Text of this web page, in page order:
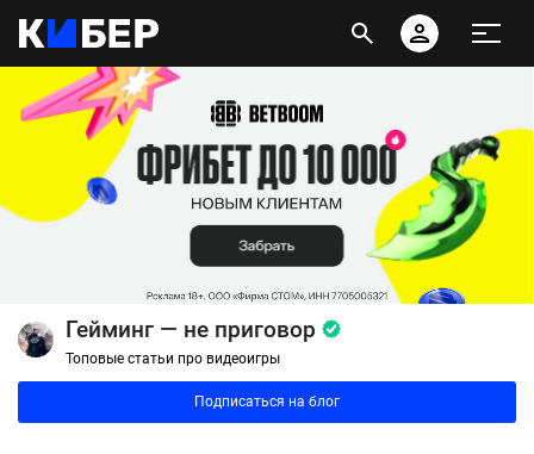
Гейминг — не приговор
Топовые статьи про видеоигры
Подписаться на блог